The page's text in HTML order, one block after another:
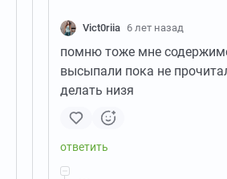
Vict0riia 6 лет назад
помню тоже мне
высыпали пока не
делать низя